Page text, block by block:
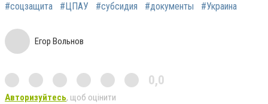
#соцзащита #ЦПАУ #субсидия #документы #Украина
Егор Вольнов
0,0
Авторизуйтесь, щоб оцінити